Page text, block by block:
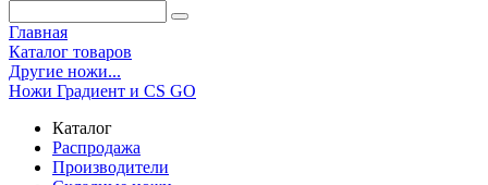
Главная
Каталог товаров
Другие ножи...
Ножи Градиент и CS GO
Каталог
Распродажа
Производители